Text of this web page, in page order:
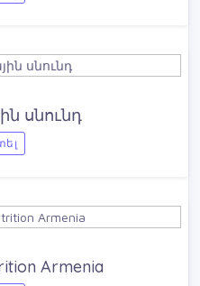
սնունդ
Armenia